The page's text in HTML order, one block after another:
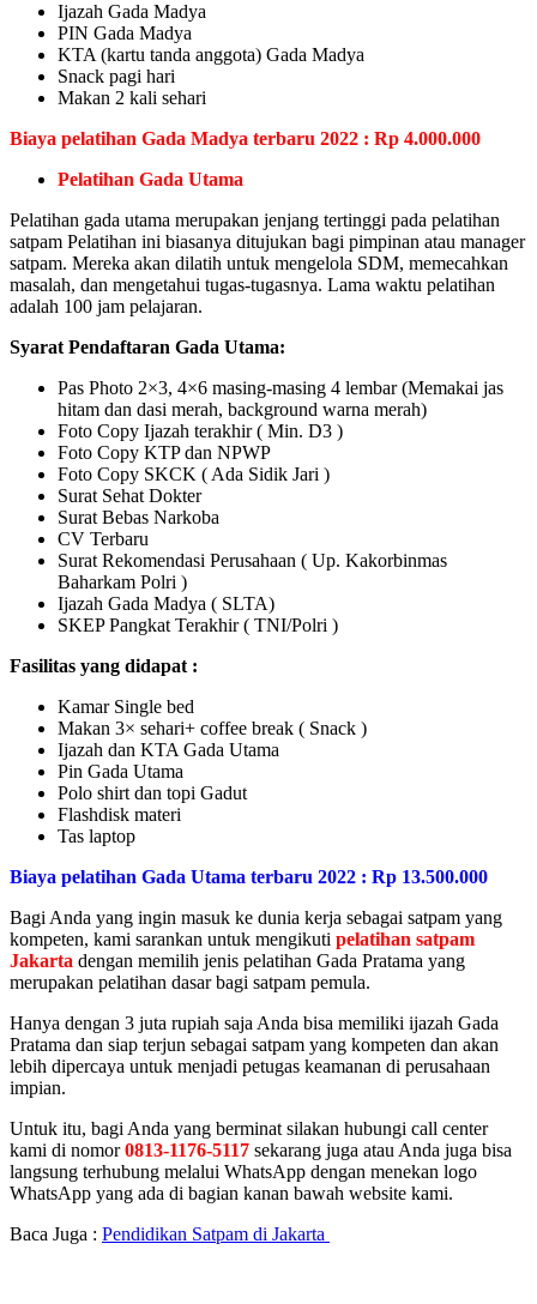
Ijazah Gada Madya
PIN Gada Madya
KTA (kartu tanda anggota) Gada Madya
Snack pagi hari
Makan 2 kali sehari
Biaya pelatihan Gada Madya terbaru 2022 : Rp 4.000.000
Pelatihan Gada Utama
Pelatihan gada utama merupakan jenjang tertinggi pada pelatihan
satpam Pelatihan ini biasanya ditujukan bagi pimpinan atau manager
satpam. Mereka akan dilatih untuk mengelola SDM, memecahkan
masalah, dan mengetahui tugas-tugasnya. Lama waktu pelatihan
adalah 100 jam pelajaran.
Syarat Pendaftaran Gada Utama:
Pas Photo 2×3, 4×6 masing-masing 4 lembar (Memakai jas
hitam dan dasi merah, background warna merah)
Foto Copy Ijazah terakhir ( Min. D3 )
Foto Copy KTP dan NPWP
Foto Copy SKCK ( Ada Sidik Jari )
Surat Sehat Dokter
Surat Bebas Narkoba
CV Terbaru
Surat Rekomendasi Perusahaan ( Up. Kakorbinmas
Baharkam Polri )
Ijazah Gada Madya ( SLTA)
SKEP Pangkat Terakhir ( TNI/Polri )
Fasilitas yang didapat :
Kamar Single bed
Makan 3× sehari+ coffee break ( Snack )
Ijazah dan KTA Gada Utama
Pin Gada Utama
Polo shirt dan topi Gadut
Flashdisk materi
Tas laptop
Biaya pelatihan Gada Utama terbaru 2022 : Rp 13.500.000
Bagi Anda yang ingin masuk ke dunia kerja sebagai satpam yang
kompeten, kami sarankan untuk mengikuti pelatihan satpam
Jakarta dengan memilih jenis pelatihan Gada Pratama yang
merupakan pelatihan dasar bagi satpam pemula.
Hanya dengan 3 juta rupiah saja Anda bisa memiliki ijazah Gada
Pratama dan siap terjun sebagai satpam yang kompeten dan akan
lebih dipercaya untuk menjadi petugas keamanan di perusahaan
impian.
Untuk itu, bagi Anda yang berminat silakan hubungi call center
kami di nomor0813-1176-5117 sekarang juga atau Anda juga bisa
langsung terhubung melalui WhatsApp dengan menekan logo
WhatsApp yang ada di bagian kanan bawah website kami.
Baca Juga : Pendidikan Satpam di Jakarta